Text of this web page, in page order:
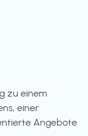
zu einem
einer
Angebote